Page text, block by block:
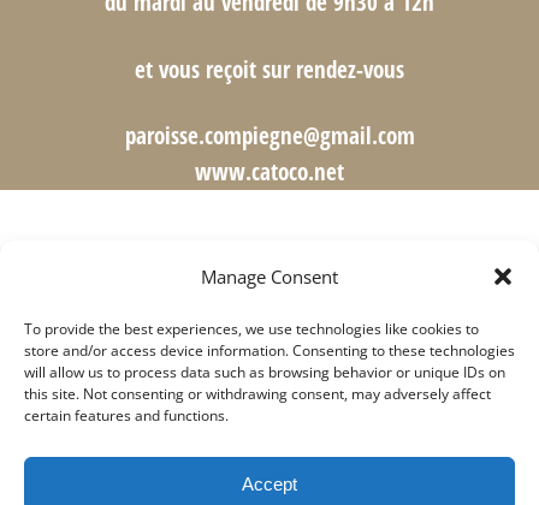
Manage Consent
To provide the best experiences, we use technologies like cookies to
store and/or access device information. Consenting to these technologies
will allow us to process data such as browsing behavior or unique IDs on
this site. Not consenting or withdrawing consent, may adversely affect
certain features and functions.
Accept
et vous reçoit sur rendez-vous
paroisse.compiegne@gmail.com
www.catoco.net